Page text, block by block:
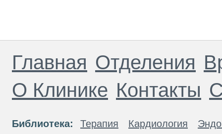
Главная Отделения
О Клинике Контакты
Библиотека: Терапия Кардиология